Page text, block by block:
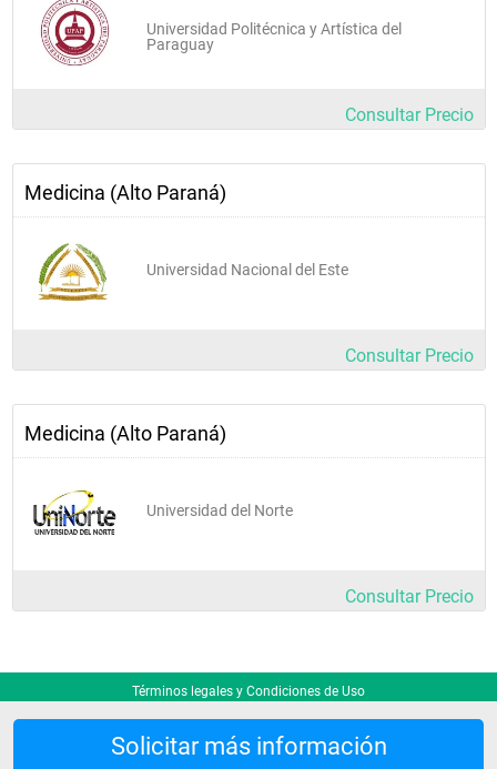
Solicitar más información
Universidad Politécnica y Artística del
Paraguay
Consultar Precio
Medicina (Alto Paraná)
Universidad Nacional del Este
Consultar Precio
Medicina (Alto Paraná)
Universidad del Norte
Consultar Precio
Términos legales y Condiciones de Uso